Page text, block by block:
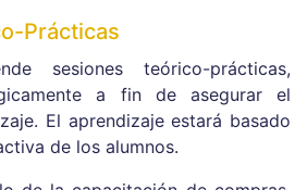
Prácticas
sesiones teórico-prácticas,
a fin de asegurar el
El aprendizaje estará basado
de los alumnos.